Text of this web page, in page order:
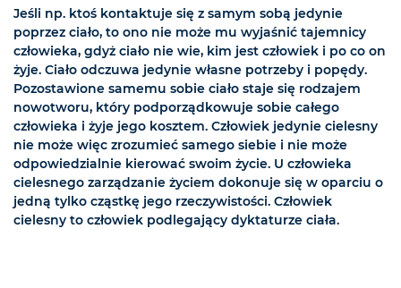
Jeśli np. ktoś kontaktuje się z samym sobą jedynie
poprzez ciało, to ono nie może mu wyjaśnić tajemnicy
człowieka, gdyż ciało nie wie, kim jest człowiek i po co on
żyje. Ciało odczuwa jedynie własne potrzeby i popędy.
Pozostawione samemu sobie ciało staje się rodzajem
nowotworu, który podporządkowuje sobie całego
człowieka i żyje jego kosztem. Człowiek jedynie cielesny
nie może więc zrozumieć samego siebie i nie może
odpowiedzialnie kierować swoim życie. U człowieka
cielesnego zarządzanie życiem dokonuje się w oparciu o
jedną tylko cząstkę jego rzeczywistości. Człowiek
cielesny to człowiek podlegający dyktaturze ciała.